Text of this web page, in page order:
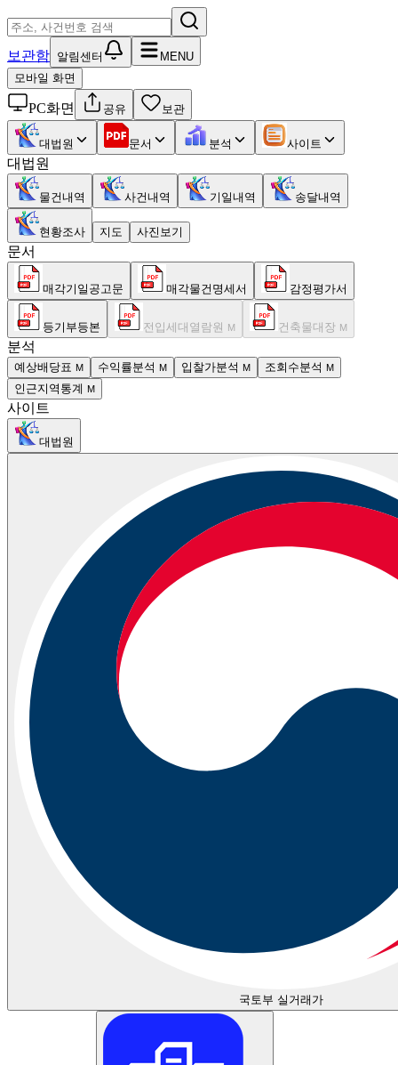
보관함 알림센터
MENU
모바일 화면
PC화면 공유 보관
대법원 문서 분석 사이트
대법원
물건내역 사건내역 기일내역 송달내역
현황조사 지도 사진보기
문서
매각기일공고문 매각물건명세서 감정평가서
등기부등본 전입세대열람원 M 건축물대장 M
분석
예상배당표 M 수익률분석 M 입찰가분석 M 조회수분석 M
인근지역통계 M
사이트
대법원
국토부 실거래가